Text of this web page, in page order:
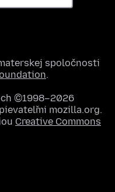
spoločnosti
.
©1998–2026
mozilla.org.
Creative Commons